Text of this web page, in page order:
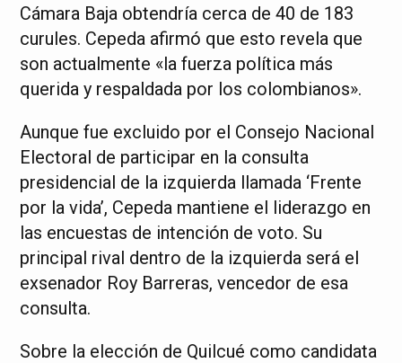
Cámara Baja obtendría cerca de 40 de 183
curules. Cepeda afirmó que esto revela que
son actualmente «la fuerza política más
querida y respaldada por los colombianos».
Aunque fue excluido por el Consejo Nacional
Electoral de participar en la consulta
presidencial de la izquierda llamada ‘Frente
por la vida’, Cepeda mantiene el liderazgo en
las encuestas de intención de voto. Su
principal rival dentro de la izquierda será el
exsenador Roy Barreras, vencedor de esa
consulta.
Sobre la elección de Quilcué como candidata